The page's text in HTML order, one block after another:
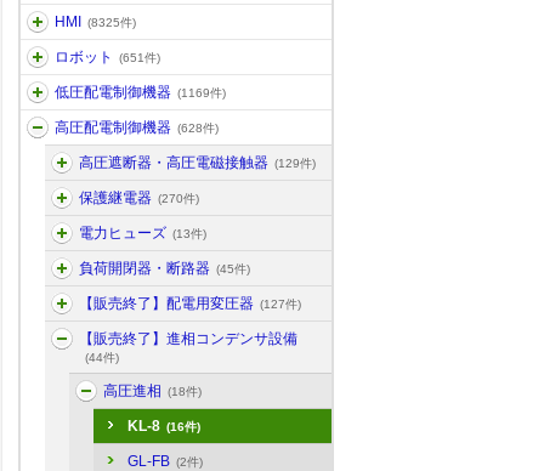
HMI (8325件)
ロボット (651件)
低圧配電制御機器 (1169件)
高圧配電制御機器 (628件)
高圧遮断器・高圧電磁接触器 (129件)
保護継電器 (270件)
電力ヒューズ (13件)
負荷開閉器・断路器 (45件)
【販売終了】配電用変圧器 (127件)
【販売終了】進相コンデンサ設備
(44件)
高圧進相 (18件)
KL-8 (16件)
GL-FB (2件)